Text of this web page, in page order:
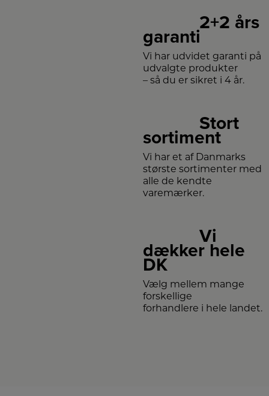
2+2 års
garanti
Vi har udvidet garanti på
udvalgte produkter
– så du er sikret i 4 år.
Stort
sortiment
Vi har et af Danmarks
største sortimenter med
alle de kendte
varemærker.
Vi
dækker hele
DK
Vælg mellem mange
forskellige
forhandlere i hele landet.